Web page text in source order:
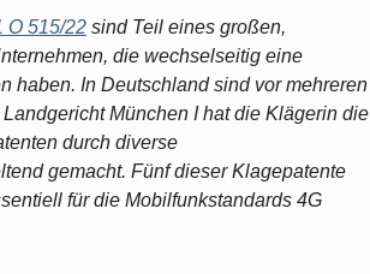
O 515/22 sind Teil eines großen,
die wechselseitig eine
haben. In Deutschland sind vor mehreren
München I hat die Klägerin die
durch diverse
gemacht. Fünf dieser Klagepatente
für die Mobilfunkstandards 4G